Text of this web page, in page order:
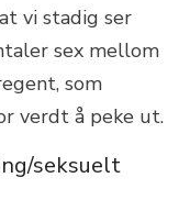
vi stadig ser
sex mellom
som
verdt å peke ut.
seksuelt